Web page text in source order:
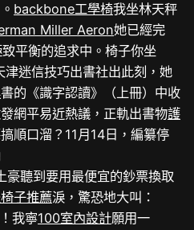
backbone工學椅我坐林天秤
Miller Aeron她已經完
平衡的追求中。椅子你坐
津迷信技巧出書社出此刻，她
書的《識字認讀》（上冊）中收
網平易近熱議，正軌出書物護
順口溜？11月14日，編纂停
豪聽到要用最便宜的鈔票換取
子推薦淚，驚恐地大叫：
我寧100室內設計願用一